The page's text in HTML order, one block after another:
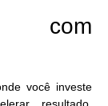
com
você investe